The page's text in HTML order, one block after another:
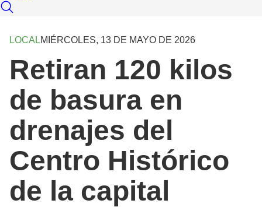
LOCALMIÉRCOLES, 13 DE MAYO DE 2026
Retiran 120 kilos
de basura en
drenajes del
Centro Histórico
de la capital